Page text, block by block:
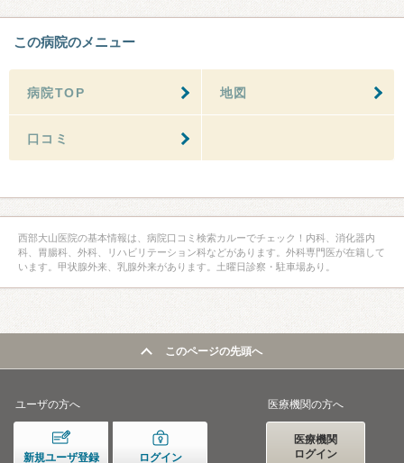
この病院のメニュー
病院TOP 地図
口コミ
西部大山医院の基本情報は、病院口コミ検索カルーでチェック！内科、消化器内
科、胃腸科、外科、リハビリテーション科などがあります。外科専門医が在籍して
います。甲状腺外来、乳腺外来があります。土曜日診察・駐車場あり。
このページの先頭へ
ユーザの方へ
新規ユーザ登録 ログイン
医療機関の方へ
医療機関
ログイン